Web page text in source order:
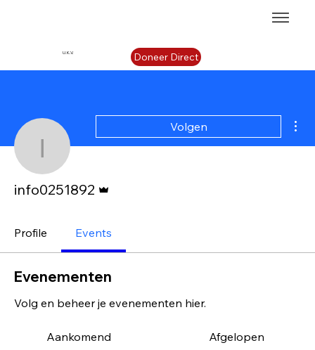
U.K.V. Doneer Direct
info0251892
Volgen
info0251892
Profile Events
Evenementen
Volg en beheer je evenementen hier.
Aankomend Afgelopen